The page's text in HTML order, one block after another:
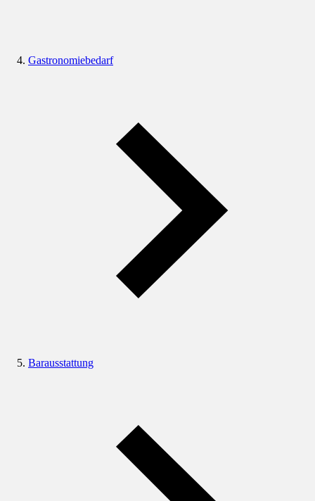
Gastronomiebedarf
Barausstattung